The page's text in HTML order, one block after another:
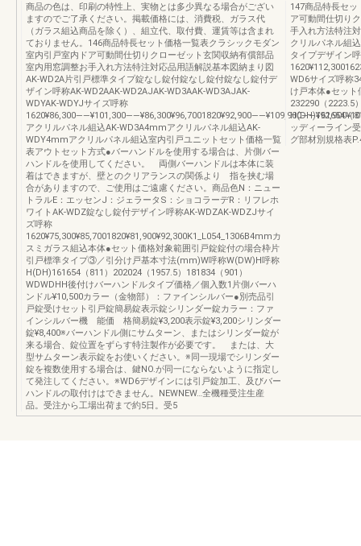
商品の色は、印刷の特性上、実物とは多少異なる場合がござい
ますのでご了承ください。掲載価格には、消費税、ガラス代
（ガラス組込商品を除く）、組立代、取付費、運賃等は含まれ
ておりません。146商品特長セット価格一覧表クラシックモダン
室内引戸室内ドア可動間仕切りクローゼット玄関収納有償部品
室内用窓調整お手入れ方法特注対応品用語解説基本図納まり図
AK-WD2A片引戸標準タイプ錠なし錠付錠なし錠付錠なし錠付デ
ザイン呼称AK-WD2AAK-WD2AJAK-WD3AAK-WD3AJAK-
WDYAK-WDYJサイズ呼称
アクリルパネル組込AK-WD3A4mmアクリルパネル組込AK-
WDY4mmアクリルパネル組込室内引戸ユニットセット価格一覧
表アウトセット方式●バーハンドルを使用する場合は、片側バー
ハンドルを使用してください。 両側バーハンドルは本体に装
着はできますが、壁とのクリアランスの関係より 指を挟む場
合がありますので、ご使用はご遠慮ください。商品色N：ニュー
トラルE：エッセンJ：ジェラータS：ショコラーデR：リフレホ
ワイトAK-WDZ錠なし錠付デザイン呼称AK-WDZAK-WDZJサイ
ズ呼称
1620¥75,300¥85,7001820¥81,900¥92,300K1_L054_1306B4mmカ
スミガラス組込本体●セット価格対象範囲引戸錠錠付の場合枠片
引戸標準タイプ③／引分け戸基本寸法(mm)W呼称W(DW)H呼称
H(DH)161654（811）202024（1957.5）181834（901）
WDWDHH後付けバーハンドルタイプ価格／個入数1片側バーハ
ンドル¥10,500カラー（金物部）：ファインシルバー●別売品引
戸錠受けセット引戸錠簡易錠表示錠シリンダー錠カラー：ファ
インシルバー機 能価 格簡易錠¥3,200表示錠¥3,200シリンダー
錠¥8,400※バーハンドル側にサムターン、またはシリンダー錠が
来る場合、錠位置をずらす特注製作が必要です。 または、大
型サムターン表示錠をお使いください。※同一現場でシリンダー
錠を複数使用する場合は、鍵NO.が同一にならないように指定し
て発注してください。※WD6デザインには引戸錠加工、及びバー
ハンドルの取付けはできません。NEWNEW…全機種受注生産
品。受注から工場出荷まで約5日。受5
147商品特長セ
ア可動間仕切り
手入れ方法特注
クリルパネル組
タイプデザイン
WD6サイズ呼称
け戸本体●セット
232290（2223.5
H(DH)161654（
ッディーライン
グ部材別規格表